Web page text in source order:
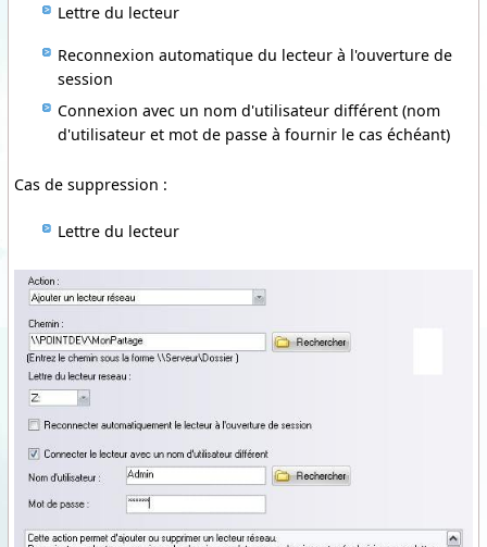
Lettre du lecteur
Reconnexion automatique du lecteur à l'ouverture de
session
Connexion avec un nom d'utilisateur différent (nom
d'utilisateur et mot de passe à fournir le cas échéant)
Cas de suppression :
Lettre du lecteur